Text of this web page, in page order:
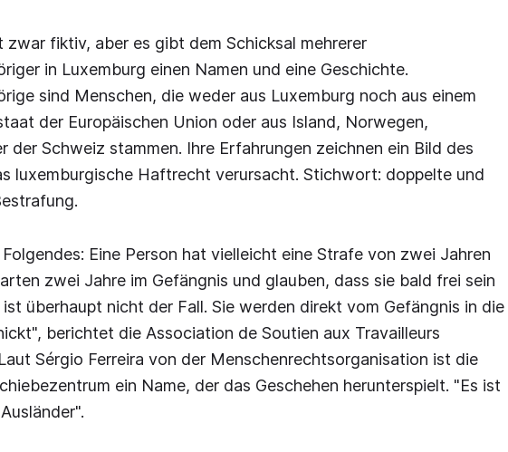
zwar fiktiv, aber es gibt dem Schicksal mehrerer
in Luxemburg einen Namen und eine Geschichte.
sind Menschen, die weder aus Luxemburg noch aus einem
der Europäischen Union oder aus Island, Norwegen,
der Schweiz stammen. Ihre Erfahrungen zeichnen ein Bild des
luxemburgische Haftrecht verursacht. Stichwort: doppelte und
Eine Person hat vielleicht eine Strafe von zwei Jahren
zwei Jahre im Gefängnis und glauben, dass sie bald frei sein
überhaupt nicht der Fall. Sie werden direkt vom Gefängnis in die
berichtet die Association de Soutien aux Travailleurs
Sérgio Ferreira von der Menschenrechtsorganisation ist die
ein Name, der das Geschehen herunterspielt. "Es ist